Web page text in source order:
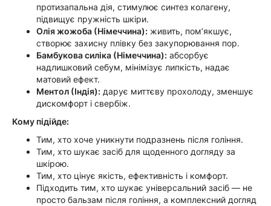
протизапальна дія, стимулює синтез колагену,
підвищує пружність шкіри.
Олія жожоба (Німеччина): живить, пом’якшує,
створює захисну плівку без закупорювання пор.
Бамбукова силіка (Німеччина): абсорбує
надлишковий себум, мінімізує липкість, надає
матовий ефект.
Ментол (Індія): дарує миттєву прохолоду, зменшує
дискомфорт і свербіж.
Кому підійде:
Тим, хто хоче уникнути подразнень після гоління.
Тим, хто шукає засіб для щоденного догляду за
шкірою.
Тим, хто цінує якість, ефективність і комфорт.
Підходить тим, хто шукає універсальний засіб — не
просто бальзам після гоління, а комплексний догляд